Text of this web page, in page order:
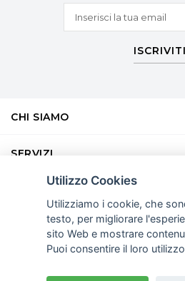
ISCRIVITI
CHI SIAMO
SERVIZI
SERVIZI
INFORMAZIONI
Utilizzo Cookies
Utilizziamo i cookie, che
testo, per migliorare
sito Web e mostrare
Puoi consentire il loro